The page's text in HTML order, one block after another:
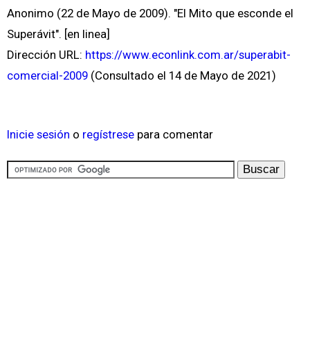
Anonimo (22 de Mayo de 2009). "El Mito que esconde el
Superávit". [en linea]
Dirección URL: https://www.econlink.com.ar/superabit-
comercial-2009 (Consultado el 14 de Mayo de 2021)
Inicie sesión o regístrese para comentar